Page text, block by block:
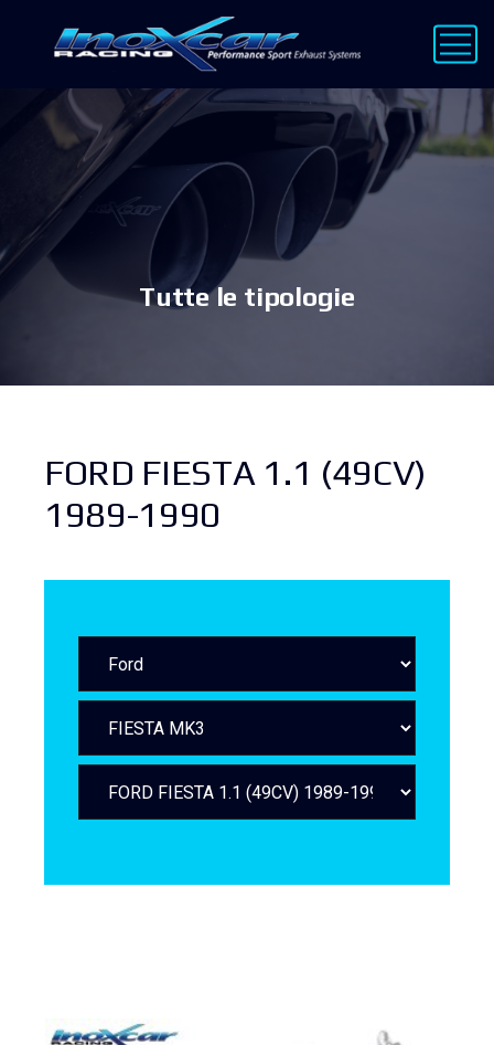
Tutte le tipologie
FORD FIESTA 1.1 (49CV)
1989-1990